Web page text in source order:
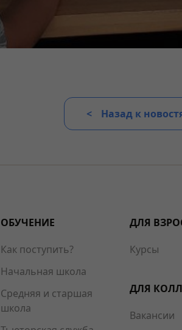
Назад к
ОБУЧЕНИЕ
Как поступить?
Начальная школа
Средняя и старшая
школа
ДЛЯ
Курсы
ДЛЯ
Вакансии